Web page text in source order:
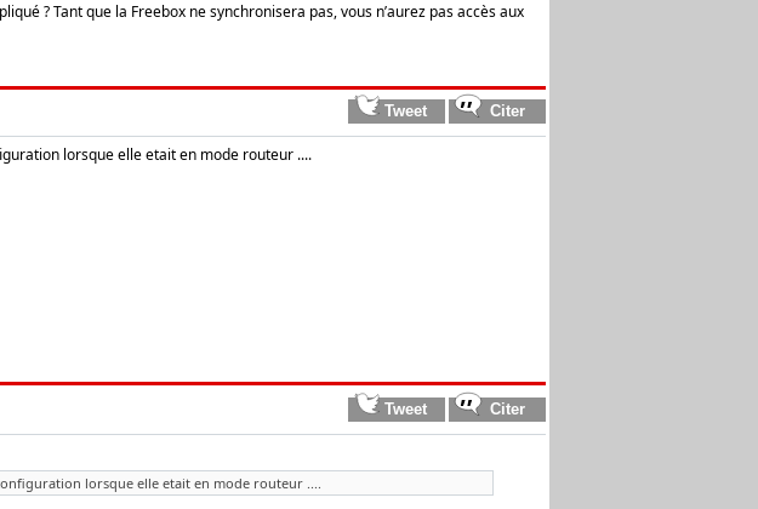
? Tant que la Freebox ne synchronisera pas, vous n’aurez pas accès aux
lorsque elle etait en mode routeur ....
lorsque elle etait en mode routeur ....